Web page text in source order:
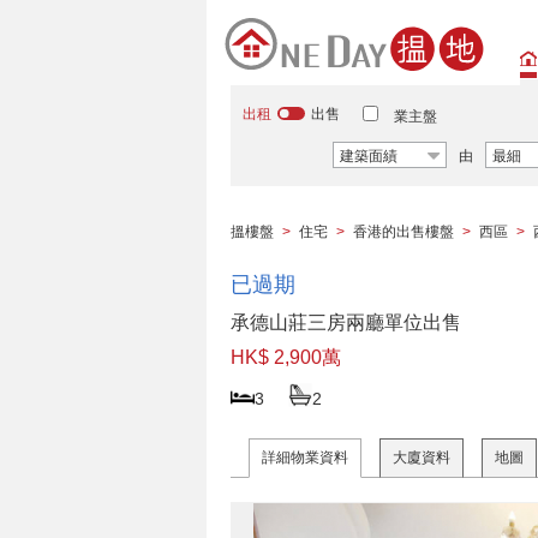
出租 出售 業主盤
建築面績 由 最細
搵樓盤 > 住宅 > 香港的出售樓盤 > 西區 >
已過期
承德山莊三房兩廳單位出售
HK$ 2,900萬
3 2
詳細物業資料 大廈資料 地圖